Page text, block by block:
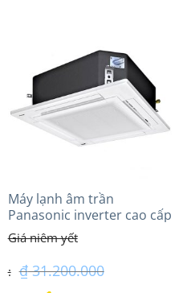
₫ 42.800.000.
Máy lạnh âm trần
Panasonic inverter cao cấp
(2.5Hp) S-1821PU3HA/U-
21PRH1H5
₫31.200.000